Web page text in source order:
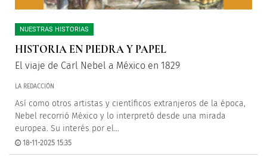
NUESTRAS HISTORIAS
HISTORIA EN PIEDRA Y PAPEL
El viaje de Carl Nebel a México en 1829
LA REDACCIÓN
Así como otros artistas y científicos extranjeros de la época,
Nebel recorrió México y lo interpretó desde una mirada
europea. Su interés por el...
18-11-2025 15:35